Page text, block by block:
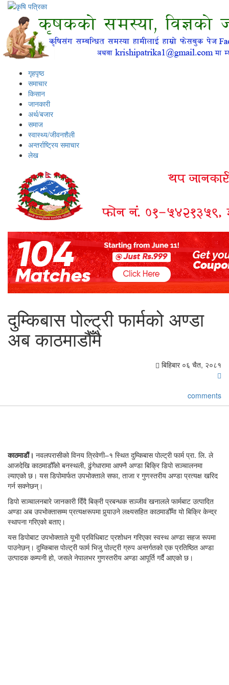
गृहपृष्ठ
समाचार
किसान
जानकारी
अर्थ/बजार
समाज
स्वास्थ्य/जीवनशैली
अन्तर्राष्ट्रिय समाचार
लेख
दुम्किबास पोल्ट्री फार्मको अण्डा
अब काठमाडौँमै
बिहिबार ०६ चैत, २०८१
comments
काठमाडौं। नवलपरासीको विनय त्रिवेणी–१ स्थित दुम्किबास पोल्ट्री फार्म प्रा. लि. ले
आजदेखि काठमाडौँको बनस्थली, ढुंगेधारामा आफ्नै अण्डा बिक्रि डिपो सञ्चालनमा
ल्याएको छ। यस डिपोमार्फत उपभोक्ताले सफा, ताजा र गुणस्तरीय अण्डा प्रत्यक्ष खरिद
गर्न सक्नेछन्।
डिपो सञ्चालनबारे जानकारी दिँदै बिक्री प्रबन्धक सञ्जीव खनालले फार्मबाट उत्पादित
अण्डा अब उपभोक्तासम्म प्रत्यक्षरूपमा पुर्‍याउने लक्ष्यसहित काठमाडौँमा यो बिक्रि केन्द्र
स्थापना गरिएको बताए।
यस डिपोबाट उपभोक्ताले यूभी प्रविधिबाट प्रशोधन गरिएका स्वस्थ अण्डा सहज रूपमा
पाउनेछन्। दुम्किबास पोल्ट्री फार्म भिजु पोल्ट्री ग्रुप अन्तर्गतको एक प्रतिष्ठित अण्डा
उत्पादक कम्पनी हो, जसले नेपालभर गुणस्तरीय अण्डा आपूर्ति गर्दै आएको छ।